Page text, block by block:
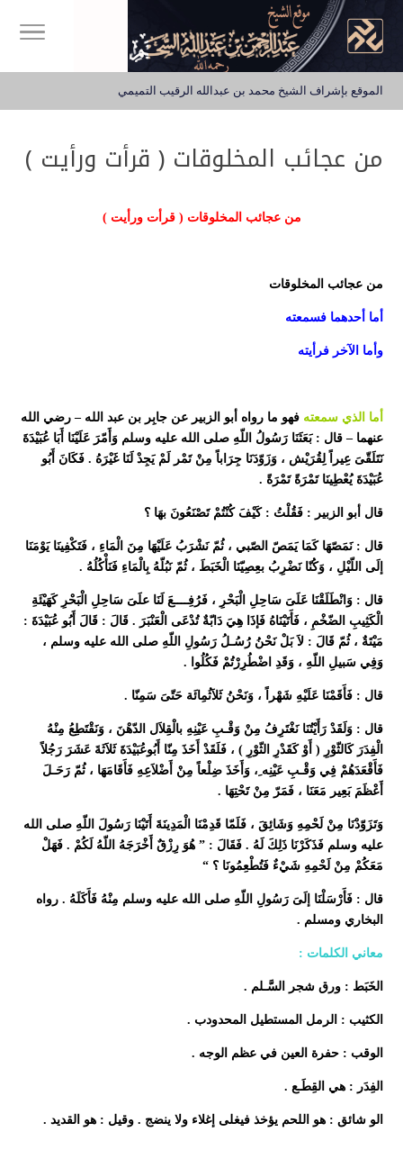
الموقع بإشراف الشيخ محمد بن عبدالله الرقيب التميمي
من عجائب المخلوقات ( قرأت ورأيت )
من عجائب المخلوقات ( قرأت ورأيت )
من عجائب المخلوقات
أما أحدهما فسمعته
وأما الآخر فرأيته
أما الذي سمعته فهو ما رواه أبو الزبير عن جابِر بن عبد الله – رضي الله
عنهما – قال : بَعَثَنَا رَسُولُ اللّهِ صلى الله عليه وسلم وَأَمّرَ عَلَيْنَا أَبَا عُبَيْدَةَ
نَتَلَقّىَ عِيراً لِقُرَيْش ، وَزَوّدَنَا جِرَاباً مِنْ تَمْر لَمْ يَجِدْ لَنَا غَيْرَهُ . فَكَانَ أَبُو
عُبَيْدَةَ يُعْطِينَا تَمْرَةً تَمْرَةً .
قال أبو الزبير : فَقُلْتُ : كَيْفَ كُنْتُمْ تَصْنَعُونَ بهَا ؟
قال : نَمَصّهَا كَمَا يَمَصّ الصّبي ، ثُمّ نَشْرَبُ عَلَيْهَا مِنَ الْمَاءِ ، فَتَكْفِينَا يَوْمَنَا
إلَى اللّيْلِ ، وَكُنّا نَضْرِبُ بعِصِيّنَا الْخَبَطَ ، ثُمّ نَبُلّهُ بِالْمَاءِ فَنَأْكُلُهُ .
قال : وَانْطَلَقْنَا عَلَىَ سَاحِلِ الْبَحْرِ ، فَرُفِــــعَ لَنَا علَىَ سَاحِلِ الْبَحْرِ كَهَيْئَةِ
الْكَثِيبِ الضّخْمِ ، فَأَتَيْنَاهُ فَإذَا هِيَ دَابّةٌ تُدْعَى الْعَنْبَرَ . قَالَ : قَالَ أَبُو عُبَيْدَةَ :
مَيْتَةٌ ، ثُمّ قَالَ : لاَ بَلْ نَحْنُ رُسُـلُ رَسُولِ اللّهِ صلى الله عليه وسلم ،
وَفِي سَبيلِ اللّهِ ، وَقَدِ اضْطُرِرْتُمْ فَكُلُوا .
قال : فَأَقَمْنَا عَلَيْهِ شَهْراً ، وَنَحْنُ ثَلاَثُمِائَة حَتّىَ سَمِنّا .
قال : وَلَقَدْ رَأَيْتُنَا نَغْتَرِفُ مِنْ وَقْـبِ عَيْنِهِ بالْقِلاَل الدّهْنَ ، وَنَقْتَطِعُ مِنْهُ
الْفِدَرَ كَالثّوْرِ ( أَوْ كَقَدْرِ الثّوْرِ ) ، فَلَقَدْ أَخَذَ مِنّا أَبُوعُبَيْدَةَ ثَلاَثَةَ عَشَرَ رَجُلاً
فَأَقْعَدَهُمْ فِي وَقْـبِ عَيْنِه ِ، وَأَخَذَ ضِلْعاً مِنْ أَضْلاَعِهِ فَأَقَامَهَا ، ثُمّ رَحَـلَ
أَعْظَمَ بَعِير مَعَنَا ، فَمَرّ مِنْ تَحْتِهَا .
وَتَزَوّدْنَا مِنْ لَحْمِهِ وَشَائِقَ ، فَلَمّا قَدِمْنَا الْمَدِينَةَ أَتَيْنَا رَسُولَ اللّهِ صلى الله
عليه وسلم فَذَكَرْنَا ذَلِكَ لَهُ . فَقَالَ : ” هُوَ رِزْقٌ أَخْرَجَهُ اللّهُ لَكُمْ . فَهَلْ
مَعَكُمْ مِنْ لَحْمِهِ شَيْءٌ فَتُطْعِمُونَا ؟ “
قال : فَأَرْسَلْنَا إلَىَ رَسُولِ اللّهِ صلى الله عليه وسلم مِنْهُ فَأَكَلَهُ . رواه
البخاري ومسلم .
معاني الكلمات :
الخَبَط : ورق شجر السَّـلم .
الكثيب : الرمل المستطيل المحدودب .
الوقب : حفرة العين في عظم الوجه .
الفِدَر : هي القِطَـع .
الو شائق : هو اللحم يؤخذ فيغلى إغلاء ولا ينضج . وقيل : هو القديد .